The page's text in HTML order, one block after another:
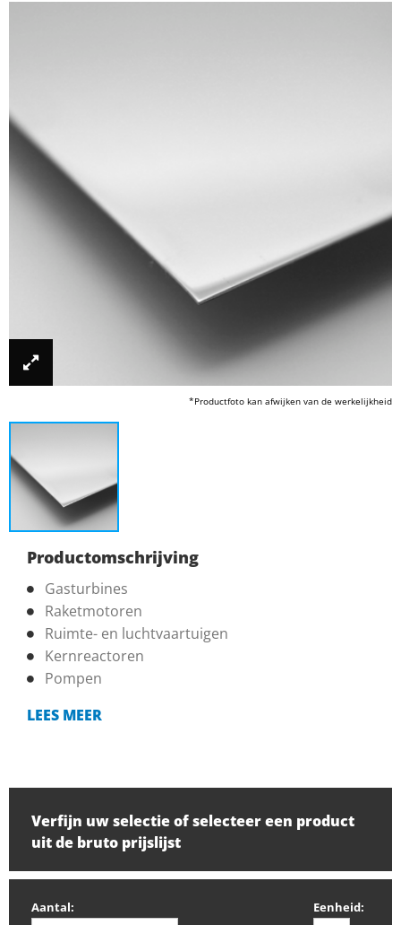
*Productfoto kan afwijken van de werkelijkheid
Productomschrijving
Gasturbines
Raketmotoren
Ruimte- en luchtvaartuigen
Kernreactoren
Pompen
LEES MEER
Verfijn uw selectie of selecteer een product
uit de bruto prijslijst
Aantal: Eenheid: